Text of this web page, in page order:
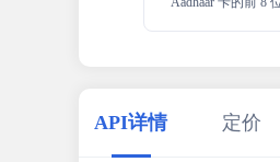
API详情 定价